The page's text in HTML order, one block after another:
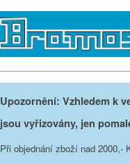
Upozornění: Vzhledem k
jsou vyřizovány, jen
Při objednání zboží nad 2000,-